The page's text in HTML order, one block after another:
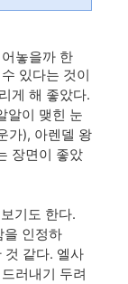
놓을까 한
있다는 것이
게 해 좋았다.
알이 맺힌 눈
가), 아렌델 왕
장면이 좋았
기도 한다.
을 인정하
것 같다. 엘사
러내기 두려